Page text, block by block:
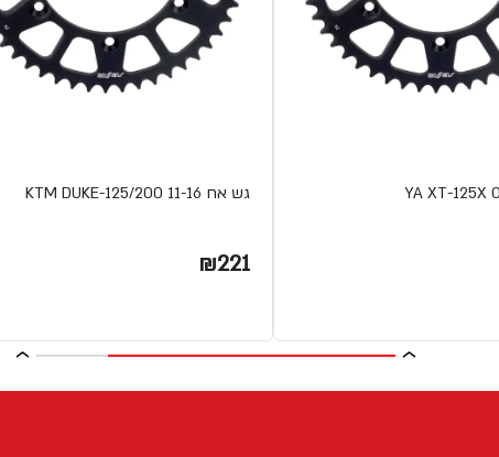
גש אח KTM DUKE-125/200 11-16
₪221